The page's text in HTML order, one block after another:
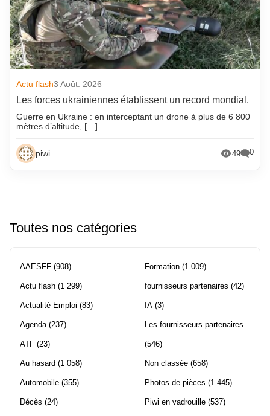
Actu flash3 Août. 2026
Les forces ukrainiennes établissent un record mondial.
Guerre en Ukraine : en interceptant un drone à plus de 6 800
mètres d’altitude, […]
piwi 49 0
Toutes nos catégories
AAESFF (908)
Actu flash (1 299)
Actualité Emploi (83)
Agenda(237)
ATF (23)
Au hasard (1 058)
Automobile (355)
Décès (24)
Formation (1 009)
fournisseurs partenaires (42)
IA (3)
Les fournisseurs partenaires
(546)
Non classée (658)
Photos de pièces (1 445)
Piwi en vadrouille (537)